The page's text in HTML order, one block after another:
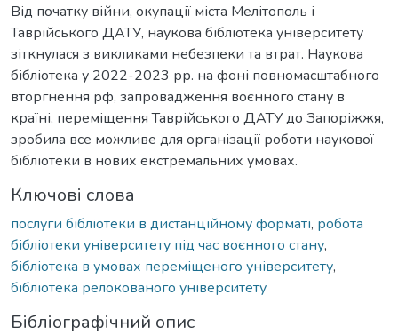
Від початку війни, окупації міста Мелітополь і
Таврійського ДАТУ, наукова бібліотека університету
зіткнулася з викликами небезпеки та втрат. Наукова
бібліотека у 2022-2023 рр. на фоні повномасштабного
вторгнення рф, запровадження воєнного стану в
країні, переміщення Таврійського ДАТУ до Запоріжжя,
зробила все можливе для організації роботи наукової
бібліотеки в нових екстремальних умовах.
Ключові слова
послуги бібліотеки в дистанційному форматі, робота
бібліотеки університету під час воєнного стану,
бібліотека в умовах переміщеного університету,
бібліотека релокованого університету
Бібліографічний опис